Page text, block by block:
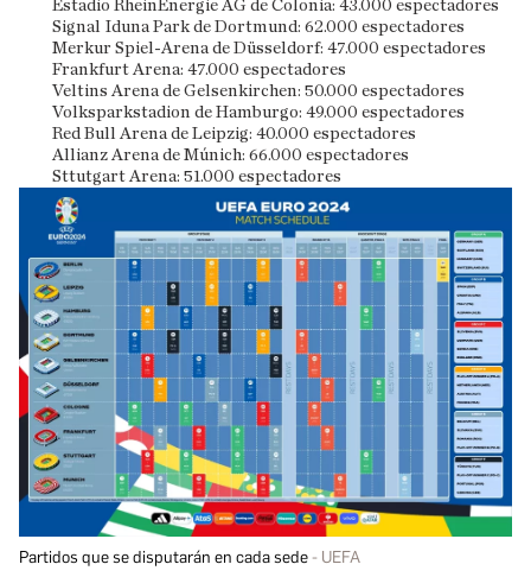
Estadio RheinEnergie AG de Colonia: 43.000 espectadores
Signal Iduna Park de Dortmund: 62.000 espectadores
Merkur Spiel-Arena de Düsseldorf: 47.000 espectadores
Frankfurt Arena: 47.000 espectadores
Veltins Arena de Gelsenkirchen: 50.000 espectadores
Volksparkstadion de Hamburgo: 49.000 espectadores
Red Bull Arena de Leipzig: 40.000 espectadores
Allianz Arena de Múnich: 66.000 espectadores
Sttutgart Arena: 51.000 espectadores
Partidos que se disputarán en cada sede UEFA